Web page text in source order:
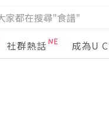
社群熱話 成為U